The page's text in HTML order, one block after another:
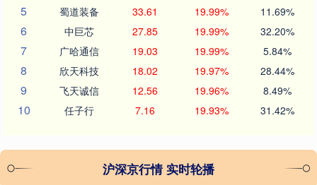
5 蜀道装备 33.61 19.99% 11.69%
6 中巨芯 27.85 19.99% 32.20%
7 广哈通信 19.03 19.99% 5.84%
8 欣天科技 18.02 19.97% 28.44%
9 飞天诚信 12.56 19.96% 8.49%
10 任子行 7.16 19.93% 31.42%
沪深京行情 实时轮播